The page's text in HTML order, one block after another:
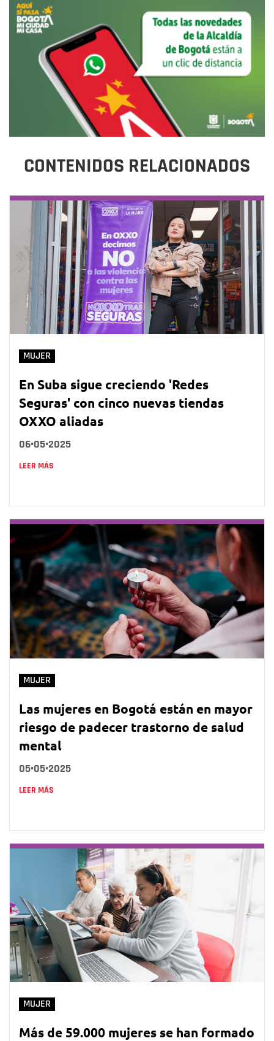
CONTENIDOS RELACIONADOS
MUJER
En Suba sigue creciendo 'Redes
Seguras' con cinco nuevas tiendas
OXXO aliadas
06•05•2025
LEER MÁS
MUJER
Las mujeres en Bogotá están en mayor
riesgo de padecer trastorno de salud
mental
05•05•2025
LEER MÁS
MUJER
Más de 59.000 mujeres se han formado